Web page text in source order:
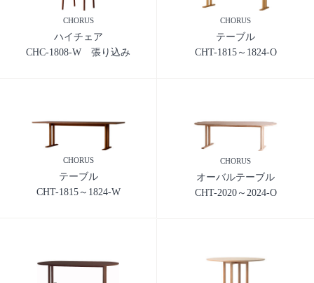
CHORUS
ハイチェア
CHC-1808-W 張り込み
CHORUS
テーブル
CHT-1815～1824-O
CHORUS
テーブル
CHT-1815～1824-W
CHORUS
オーバルテーブル
CHT-2020～2024-O